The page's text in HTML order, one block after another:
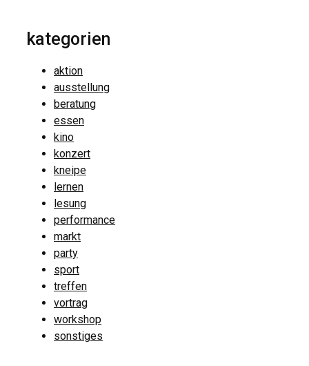
kategorien
aktion
ausstellung
beratung
essen
kino
konzert
kneipe
lernen
lesung
performance
markt
party
sport
treffen
vortrag
workshop
sonstiges